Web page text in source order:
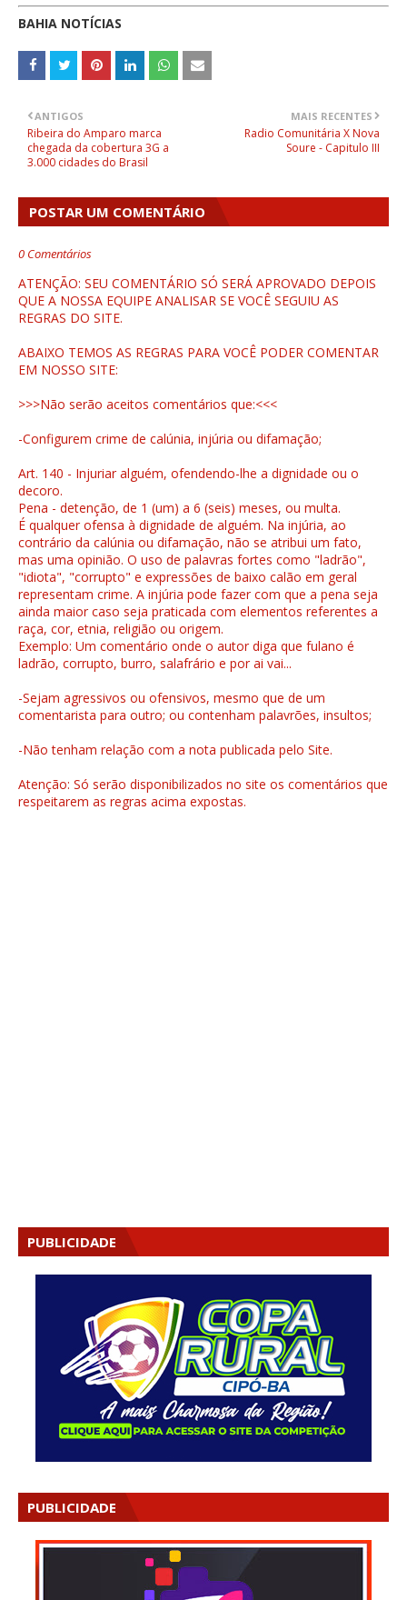
BAHIA NOTÍCIAS
MAIS RECENTES
Radio Comunitária X Nova
Soure - Capitulo III
ANTIGOS
Ribeira do Amparo marca
chegada da cobertura 3G a
3.000 cidades do Brasil
POSTAR UM COMENTÁRIO
0 Comentários
ATENÇÃO: SEU COMENTÁRIO SÓ SERÁ APROVADO DEPOIS
QUE A NOSSA EQUIPE ANALISAR SE VOCÊ SEGUIU AS
REGRAS DO SITE.
ABAIXO TEMOS AS REGRAS PARA VOCÊ PODER COMENTAR
EM NOSSO SITE:
>>>Não serão aceitos comentários que:<<<
-Configurem crime de calúnia, injúria ou difamação;
Art. 140 - Injuriar alguém, ofendendo-lhe a dignidade ou o
decoro.
Pena - detenção, de 1 (um) a 6 (seis) meses, ou multa.
É qualquer ofensa à dignidade de alguém. Na injúria, ao
contrário da calúnia ou difamação, não se atribui um fato,
mas uma opinião. O uso de palavras fortes como "ladrão",
"idiota", "corrupto" e expressões de baixo calão em geral
representam crime. A injúria pode fazer com que a pena seja
ainda maior caso seja praticada com elementos referentes a
raça, cor, etnia, religião ou origem.
Exemplo: Um comentário onde o autor diga que fulano é
ladrão, corrupto, burro, salafrário e por ai vai...
-Sejam agressivos ou ofensivos, mesmo que de um
comentarista para outro; ou contenham palavrões, insultos;
-Não tenham relação com a nota publicada pelo Site.
Atenção: Só serão disponibilizados no site os comentários que
respeitarem as regras acima expostas.
PUBLICIDADE
PUBLICIDADE